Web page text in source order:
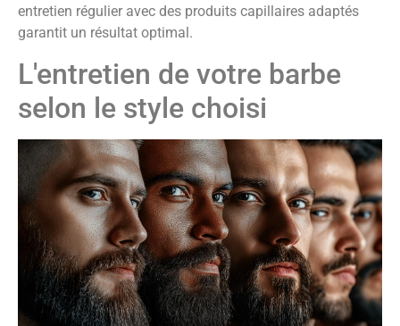
entretien régulier avec des produits capillaires adaptés
garantit un résultat optimal.
L'entretien de votre barbe
selon le style choisi